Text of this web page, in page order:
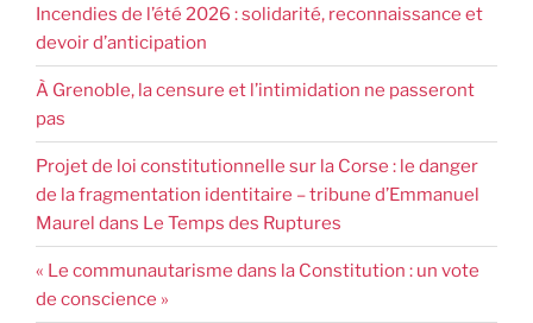
Incendies de l’été 2026 : solidarité, reconnaissance et
devoir d’anticipation
À Grenoble, la censure et l’intimidation ne passeront
pas
Projet de loi constitutionnelle sur la Corse : le danger
de la fragmentation identitaire – tribune d’Emmanuel
Maurel dans Le Temps des Ruptures
« Le communautarisme dans la Constitution : un vote
de conscience »